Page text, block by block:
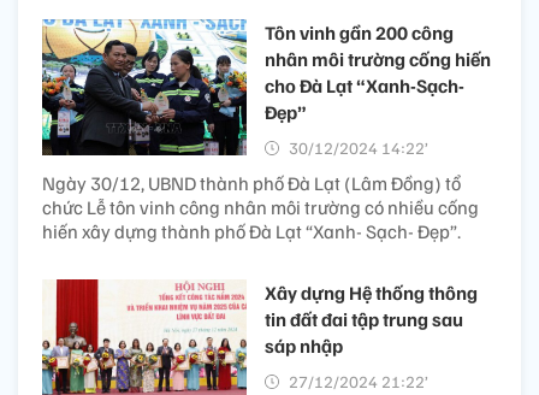
Tôn vinh gần 200 công
nhân môi trường cống hiến
cho Đà Lạt “Xanh-Sạch-
Đẹp”
30/12/2024 14:22’
Ngày 30/12, UBND thành phố Đà Lạt (Lâm Đồng) tổ
chức Lễ tôn vinh công nhân môi trường có nhiều cống
hiến xây dựng thành phố Đà Lạt “Xanh- Sạch- Đẹp”.
Xây dựng Hệ thống thông
tin đất đai tập trung sau
sáp nhập
27/12/2024 21:22’